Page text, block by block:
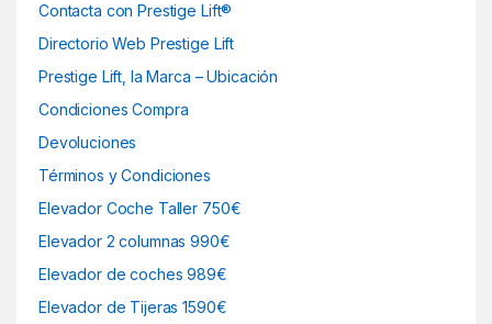
Contacta con Prestige Lift®
Directorio Web Prestige Lift
Prestige Lift, la Marca – Ubicación
Condiciones Compra
Devoluciones
Términos y Condiciones
Elevador Coche Taller 750€
Elevador 2 columnas 990€
Elevador de coches 989€
Elevador de Tijeras 1590€